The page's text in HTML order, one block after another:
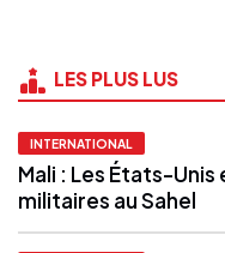
LES PLUS LUS
INTERNATIONAL
Mali : Les États-
militaires au Sahel